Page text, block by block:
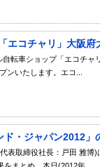
エコチャリ」大阪府
転車ショップ「エコチ
ンいたします。エコ...
・ジャパン2012」
取締役社長：戸田 雅博